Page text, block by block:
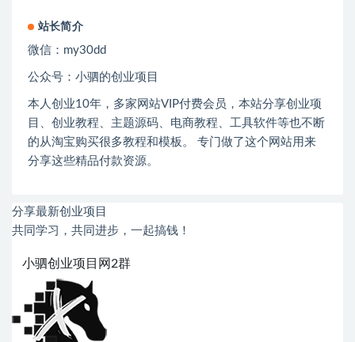
站长简介
微信： my30dd
公众号：小驷的创业项目
本人创业10年，多家网站VIP付费会员，本站分享创业项
目、创业教程、主题源码、电商教程、工具软件等也不断
的从淘宝购买很多教程和模板。 专门做了这个网站用来
分享这些精品付款资源。
分享最新创业项目
共同学习，共同进步，一起搞钱！
小驷创业项目网2群